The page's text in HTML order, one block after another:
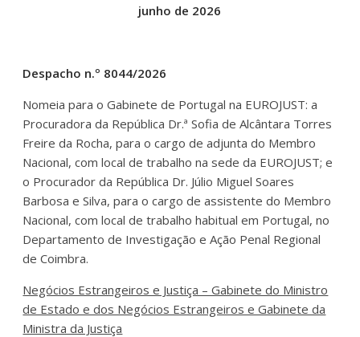
junho de 2026
Despacho n.º 8044/2026
Nomeia para o Gabinete de Portugal na EUROJUST: a
Procuradora da República Dr.ª Sofia de Alcântara Torres
Freire da Rocha, para o cargo de adjunta do Membro
Nacional, com local de trabalho na sede da EUROJUST; e
o Procurador da República Dr. Júlio Miguel Soares
Barbosa e Silva, para o cargo de assistente do Membro
Nacional, com local de trabalho habitual em Portugal, no
Departamento de Investigação e Ação Penal Regional
de Coimbra.
Negócios Estrangeiros e Justiça – Gabinete do Ministro
de Estado e dos Negócios Estrangeiros e Gabinete da
Ministra da Justiça